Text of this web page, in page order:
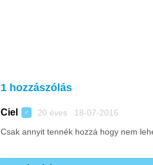
1 hozzászólás
Ciel ♂ 20 éves 18-07-2016
Csak annyit tennék hozzá hogy nem